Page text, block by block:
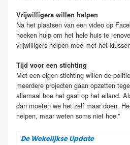
Vrijwilligers willen helpen
Na het plaatsen van een video op
hoeken hulp om het hele huis te
vrijwilligers helpen mee met het
Tijd voor een stichting
Met een eigen stichting willen de
meerdere projecten gaan opzetten
allemaal hoe het gaat op het eiland.
dan moeten we het zelf maar doen.
helpen, maar weten soms niet hoe.”
De Wekelijkse Update